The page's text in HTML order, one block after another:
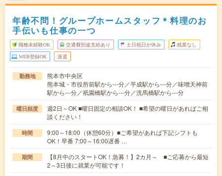
年齢不問！グループホームスタッフ＊料理のお
手伝いも仕事の一つ
職種未経験OK 交通費別途支給あり 土日祝日が休み 残業なし
WEB登録OK 派遣
勤務地
熊本市中央区
熊本城・市役所前駅から---分／平成駅から---分／味噌天神前
駅から---分／祇園橋駅から---分／洗馬橋駅から---分
曜日頻度
週2日～OK ■曜日固定の相談OK！ ■希望の曜日があればご相
談ください！
時間
9:00～18:00（休憩60分）■ご希望があれば下記シフトも
OK！早番 7:00～16:00遅番 …
期間
【8月中のスタートOK！急募！】2カ月～ ■ご応募から最短
2～3日後に就業が可能です！